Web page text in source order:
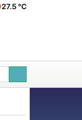
27.5 ℃